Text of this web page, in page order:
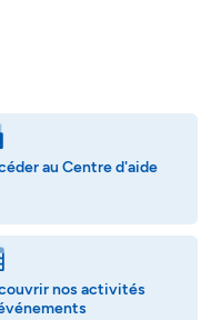
au Centre d'aide
nos activités